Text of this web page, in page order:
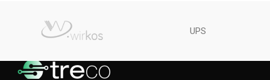
UPS